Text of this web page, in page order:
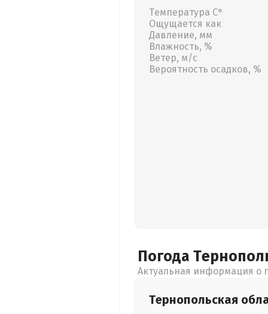
Температура С°
Ощущается как
Давление, мм
Влажность, %
Ветер, м/с
Вероятность осадков, %
Погода
Актуальная информация о
Тернопольская